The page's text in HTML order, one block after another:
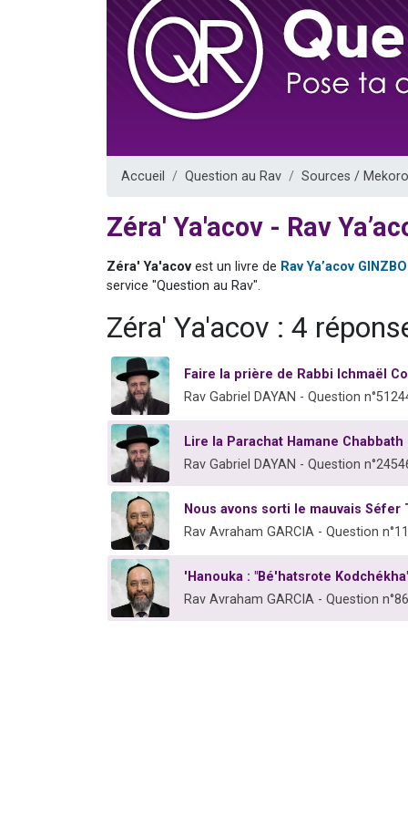
3
Odaya
13
Accueil Question au Rav Sources /
Zéra' Ya'acov - Rav
Zéra' Ya'acov est un livre de Rav Ya’acov
service "Question au Rav".
Zéra' Ya'acov : 4
Faire la prière de Rabbi Ichmaël
Rav Gabriel DAYAN - Question
Lire la Parachat Hamane Chabbath
Rav Gabriel DAYAN - Question
Nous avons sorti le mauvais Séfer
Rav Avraham GARCIA - Question
'Hanouka : "Bé'hatsrote
Rav Avraham GARCIA - Question